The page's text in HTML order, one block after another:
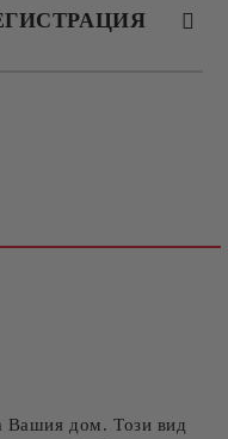
ден.
Вашия дом. Този вид